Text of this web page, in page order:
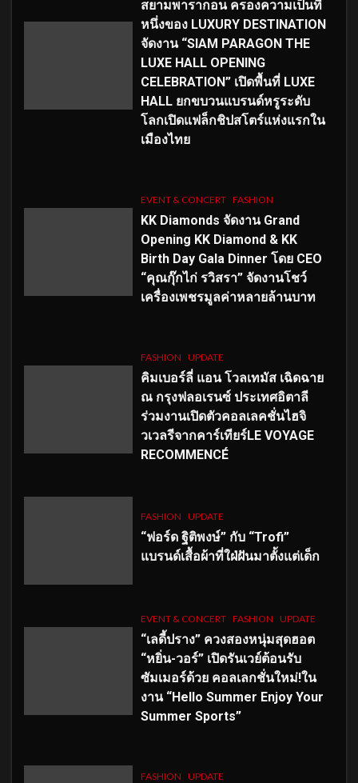
สยามพารากอน ครองความเป็นที่
หนึ่งของ LUXURY DESTINATION
จัดงาน “SIAM PARAGON THE
LUXE HALL OPENING
CELEBRATION” เปิดพื้นที่ LUXE
HALL ยกขบวนแบรนด์หรูระดับ
โลกเปิดแฟล็กชิปสโตร์แห่งแรกใน
เมืองไทย
EVENT & CONCERT FASHION
KK Diamonds จัดงาน Grand
Opening KK Diamond & KK
Birth Day Gala Dinner โดย CEO
“คุณกุ๊กไก่ รวิสรา” จัดงานโชว์
เครื่องเพชรมูลค่าหลายล้านบาท
FASHION UPDATE
คิมเบอร์ลี่ แอน โวลเทมัส เฉิดฉาย
ณ กรุงฟลอเรนซ์ ประเทศอิตาลี
ร่วมงานเปิดตัวคอลเลคชั่นไฮจิ
วเวลรีจากคาร์เทียร์LE VOYAGE
RECOMMENCÉ
FASHION UPDATE
“ฟอร์ด ฐิติพงษ์” กับ “Trofi”
แบรนด์เสื้อผ้าที่ใฝ่ฝันมาตั้งแต่เด็ก
EVENT & CONCERT FASHION UPDATE
“เลดี้ปราง” ควงสองหนุ่มสุดฮอต
“หยิ่น-วอร์” เปิดรันเวย์ต้อนรับ
ซัมเมอร์ด้วย คอลเลกชั่นใหม่!ใน
งาน “Hello Summer Enjoy Your
Summer Sports”
FASHION UPDATE